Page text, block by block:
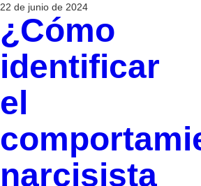
22 de junio de 2024
¿Cómo
identificar
el
narcisista